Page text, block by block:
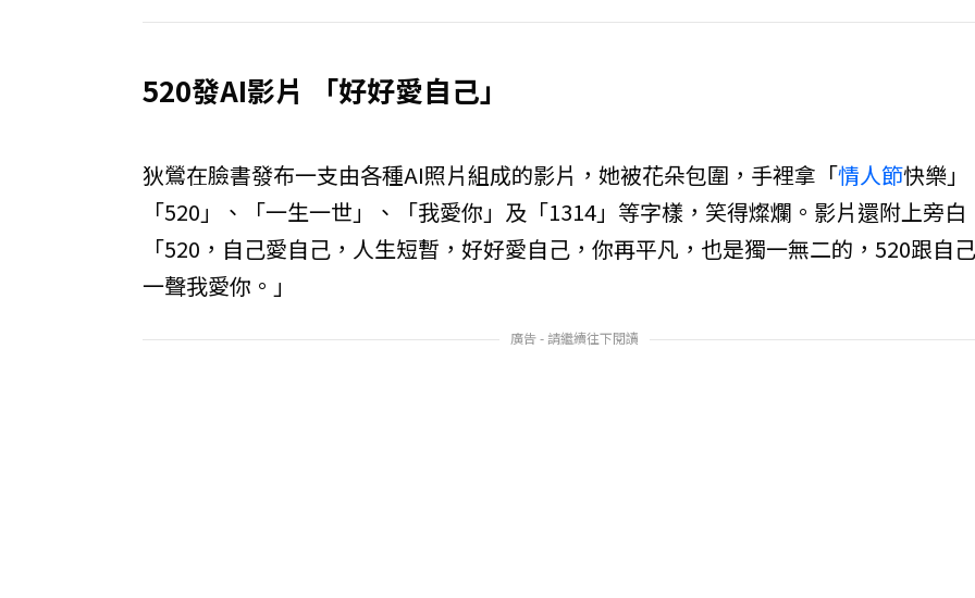
520發AI影片 「好好愛自己」
狄鶯在臉書發布一支由各種AI照片組成的影片，她被花朵包圍，手裡拿「情人節快樂」
「520」、「一生一世」、「我愛你」及「1314」等字樣，笑得燦爛。影片還附上旁白
「520，自己愛自己，人生短暫，好好愛自己，你再平凡，也是獨一無二的，520跟自
一聲我愛你。」
廣告 - 請繼續往下閱讀